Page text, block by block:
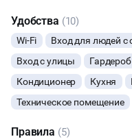
Удобства (10)
Wi-Fi
Вход для людей
Вход с улицы
Гардероб
Кондиционер
Кухня
Техническое помещение
Правила (5)
ФИТНЕС
ВЫПУСКНЫЕ